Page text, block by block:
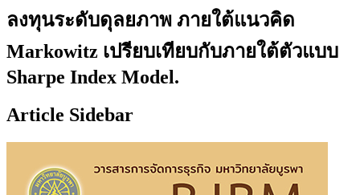
ลงทุนระดับดุลยภาพ ภายใต้แนวคิด
Markowitz เปรียบเทียบกับภายใต้ตัวแบบ
Sharpe Index Model.
Article Sidebar